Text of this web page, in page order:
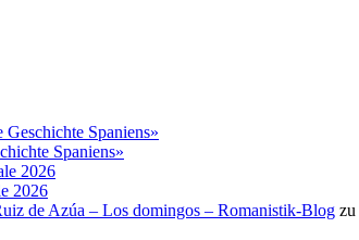
Spaniens»
Spaniens»
2026
2026
de Azúa – Los domingos – Romanistik-Blog zu